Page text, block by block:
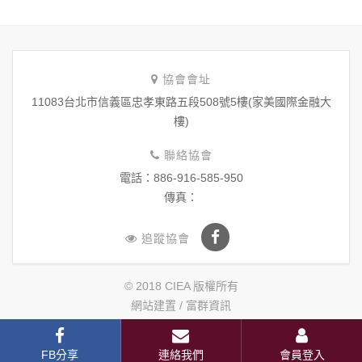
協會會址
11083台北市信義區忠孝東路五段508號5樓(家美國際金融大
樓)
聯絡協會
電話：886-916-585-950
傳真：
追蹤協會
© 2018 CIEA 版權所有
網站建置 / 富群資訊
FB分享 連絡我們 會員登入